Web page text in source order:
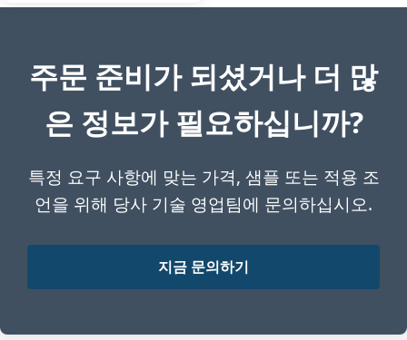
주문 준비가 되셨거나 더 많
은 정보가 필요하십니까?
특정 요구 사항에 맞는 가격, 샘플 또는 적용 조
언을 위해 당사 기술 영업팀에 문의하십시오.
지금 문의하기